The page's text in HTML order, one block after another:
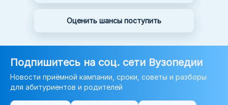
Оценить шансы поступить
Подпишитесь на соц. сети Вузопедии
Новости приёмной кампании, сроки, советы и разборы
для абитуриентов и родителей